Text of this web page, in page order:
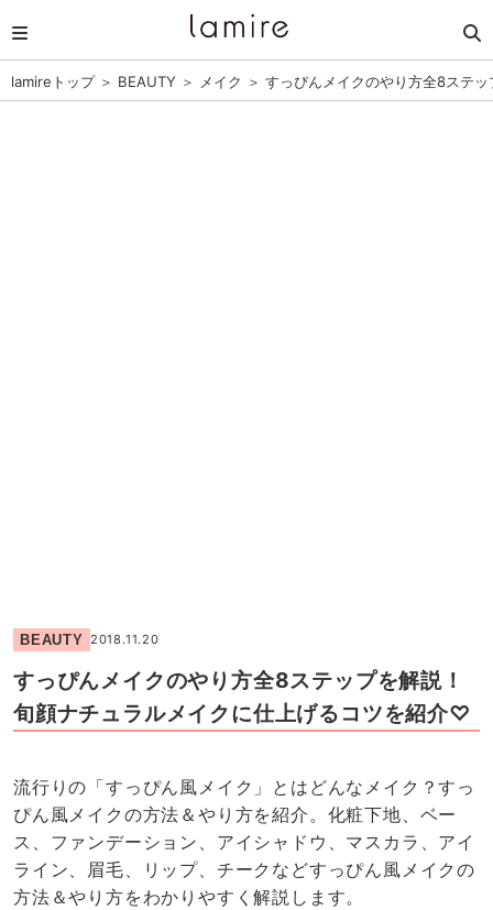
lamireトップ＞ BEAUTY ＞ メイク ＞ すっぴんメイクのやり方全8ステ
BEAUTY 2018.11.20
すっぴんメイクのやり方全8ステップを解説！
旬顔ナチュラルメイクに仕上げるコツを紹介♡
流行りの「すっぴん風メイク」とはどんなメイク？すっ
ぴん風メイクの方法＆やり方を紹介。化粧下地、ベー
ス、ファンデーション、アイシャドウ、マスカラ、アイ
ライン、眉毛、リップ、チークなどすっぴん風メイクの
方法＆やり方をわかりやすく解説します。